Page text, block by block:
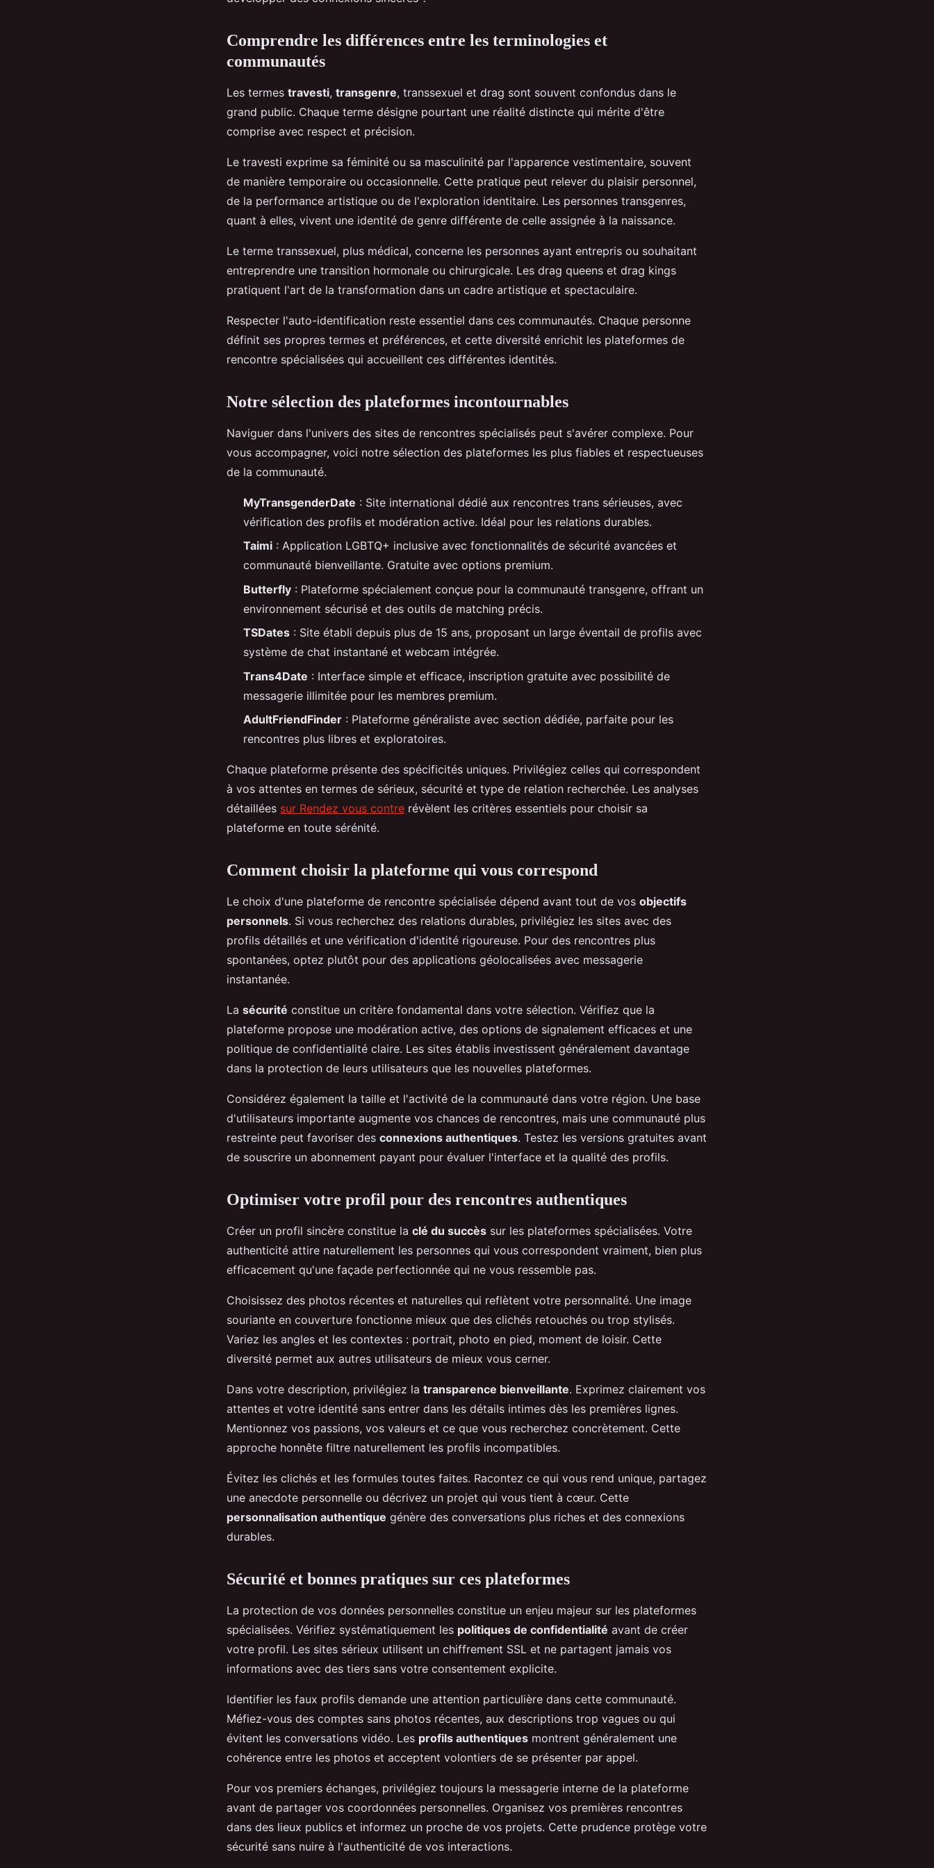
Comprendre les différences entre les terminologies et
communautés
Les termes travesti, transgenre, transsexuel et drag sont souvent confondus dans le
grand public. Chaque terme désigne pourtant une réalité distincte qui mérite d'être
comprise avec respect et précision.
Le travesti exprime sa féminité ou sa masculinité par l'apparence vestimentaire, souvent
de manière temporaire ou occasionnelle. Cette pratique peut relever du plaisir personnel,
de la performance artistique ou de l'exploration identitaire. Les personnes transgenres,
quant à elles, vivent une identité de genre différente de celle assignée à la naissance.
Le terme transsexuel, plus médical, concerne les personnes ayant entrepris ou souhaitant
entreprendre une transition hormonale ou chirurgicale. Les drag queens et drag kings
pratiquent l'art de la transformation dans un cadre artistique et spectaculaire.
Respecter l'auto-identification reste essentiel dans ces communautés. Chaque personne
définit ses propres termes et préférences, et cette diversité enrichit les plateformes de
rencontre spécialisées qui accueillent ces différentes identités.
Notre sélection des plateformes incontournables
Naviguer dans l'univers des sites de rencontres spécialisés peut s'avérer complexe. Pour
vous accompagner, voici notre sélection des plateformes les plus fiables et respectueuses
de la communauté.
MyTransgenderDate : Site international dédié aux rencontres trans sérieuses, avec
vérification des profils et modération active. Idéal pour les relations durables.
Taimi : Application LGBTQ+ inclusive avec fonctionnalités de sécurité avancées et
communauté bienveillante. Gratuite avec options premium.
Butterfly : Plateforme spécialement conçue pour la communauté transgenre, offrant un
environnement sécurisé et des outils de matching précis.
TSDates : Site établi depuis plus de 15 ans, proposant un large éventail de profils avec
système de chat instantané et webcam intégrée.
Trans4Date : Interface simple et efficace, inscription gratuite avec possibilité de
messagerie illimitée pour les membres premium.
AdultFriendFinder : Plateforme généraliste avec section dédiée, parfaite pour les
rencontres plus libres et exploratoires.
Chaque plateforme présente des spécificités uniques. Privilégiez celles qui correspondent
à vos attentes en termes de sérieux, sécurité et type de relation recherchée. Les analyses
détaillées sur Rendez vous contre révèlent les critères essentiels pour choisir sa
plateforme en toute sérénité.
Comment choisir la plateforme qui vous correspond
Le choix d'une plateforme de rencontre spécialisée dépend avant tout de vos objectifs
personnels. Si vous recherchez des relations durables, privilégiez les sites avec des
profils détaillés et une vérification d'identité rigoureuse. Pour des rencontres plus
spontanées, optez plutôt pour des applications géolocalisées avec messagerie
instantanée.
La sécurité constitue un critère fondamental dans votre sélection. Vérifiez que la
plateforme propose une modération active, des options de signalement efficaces et une
politique de confidentialité claire. Les sites établis investissent généralement davantage
dans la protection de leurs utilisateurs que les nouvelles plateformes.
Considérez également la taille et l'activité de la communauté dans votre région. Une base
d'utilisateurs importante augmente vos chances de rencontres, mais une communauté plus
restreinte peut favoriser des connexions authentiques. Testez les versions gratuites avant
de souscrire un abonnement payant pour évaluer l'interface et la qualité des profils.
Optimiser votre profil pour des rencontres authentiques
Créer un profil sincère constitue la clé du succès sur les plateformes spécialisées. Votre
authenticité attire naturellement les personnes qui vous correspondent vraiment, bien plus
efficacement qu'une façade perfectionnée qui ne vous ressemble pas.
Choisissez des photos récentes et naturelles qui reflètent votre personnalité. Une image
souriante en couverture fonctionne mieux que des clichés retouchés ou trop stylisés.
Variez les angles et les contextes : portrait, photo en pied, moment de loisir. Cette
diversité permet aux autres utilisateurs de mieux vous cerner.
Dans votre description, privilégiez la transparence bienveillante. Exprimez clairement vos
attentes et votre identité sans entrer dans les détails intimes dès les premières lignes.
Mentionnez vos passions, vos valeurs et ce que vous recherchez concrètement. Cette
approche honnête filtre naturellement les profils incompatibles.
Évitez les clichés et les formules toutes faites. Racontez ce qui vous rend unique, partagez
une anecdote personnelle ou décrivez un projet qui vous tient à cœur. Cette
personnalisation authentique génère des conversations plus riches et des connexions
durables.
Sécurité et bonnes pratiques sur ces plateformes
La protection de vos données personnelles constitue un enjeu majeur sur les plateformes
spécialisées. Vérifiez systématiquement les politiques de confidentialité avant de créer
votre profil. Les sites sérieux utilisent un chiffrement SSL et ne partagent jamais vos
informations avec des tiers sans votre consentement explicite.
Identifier les faux profils demande une attention particulière dans cette communauté.
Méfiez-vous des comptes sans photos récentes, aux descriptions trop vagues ou qui
évitent les conversations vidéo. Les profils authentiques montrent généralement une
cohérence entre les photos et acceptent volontiers de se présenter par appel.
Pour vos premiers échanges, privilégiez toujours la messagerie interne de la plateforme
avant de partager vos coordonnées personnelles. Organisez vos premières rencontres
dans des lieux publics et informez un proche de vos projets. Cette prudence protège votre
sécurité sans nuire à l'authenticité de vos interactions.